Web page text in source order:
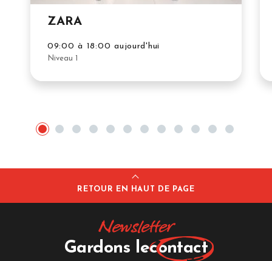
ZARA
09:00 à 18:00 aujourd'hui
Niveau 1
RETOUR EN HAUT DE PAGE
Newsletter
Gardons lecontact